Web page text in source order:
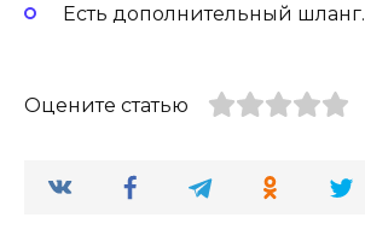
Есть дополнительный шланг.
Оцените статью